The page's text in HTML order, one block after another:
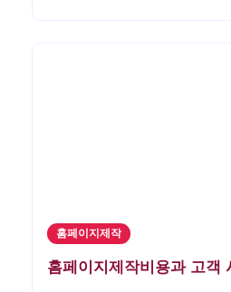
홈페이지제작
홈페이지제작비용과 고객